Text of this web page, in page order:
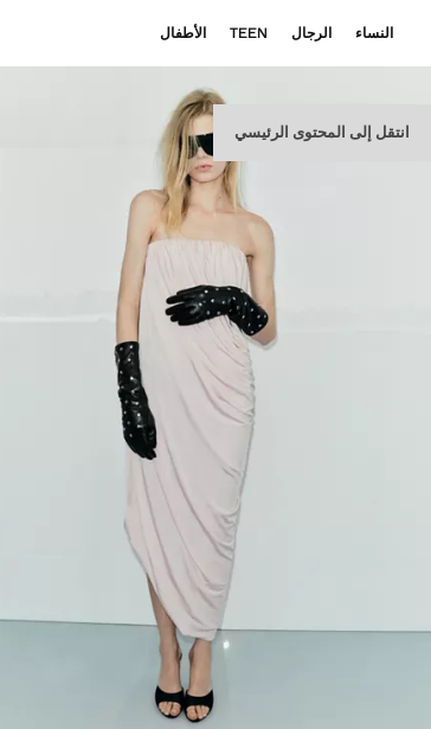
انتقل إلى المحتوى الرئيسي
النساء الرجال TEEN الأطفال